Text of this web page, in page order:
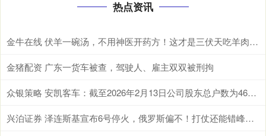
热点资讯
金牛在线 伏羊一碗汤，不用神医开药方！这才是三伏天吃羊肉的真相
金猪配资 广东一货车被查，驾驶人、雇主双双被刑拘
众银策略 安凯客车：截至2026年2月13日公司股东总户数为46720户
兴泊证券 泽连斯基宣布6号停火，俄罗斯偏不！打仗还能错峰开火？ 我们先从这魔幻